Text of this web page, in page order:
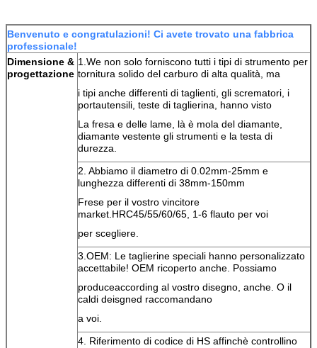
Benvenuto e congratulazioni! Ci avete trovato una fabbrica
professionale!
Dimensione &
progettazione
1.We non solo forniscono tutti i tipi di strumento per
tornitura solido del carburo di alta qualità, ma
i tipi anche differenti di taglienti, gli scrematori, i
portautensili, teste di taglierina, hanno visto
La fresa e delle lame, là è mola del diamante,
diamante vestente gli strumenti e la testa di
durezza.
2. Abbiamo il diametro di 0.02mm-25mm e
lunghezza differenti di 38mm-150mm
Frese per il vostro vincitore
market.HRC45/55/60/65, 1-6 flauto per voi
per scegliere.
3.OEM: Le taglierine speciali hanno personalizzato
accettabile! OEM ricoperto anche. Possiamo
produceaccording al vostro disegno, anche. O il
caldi deisgned raccomandano
a voi.
4. Riferimento di codice di HS affinchè controllino